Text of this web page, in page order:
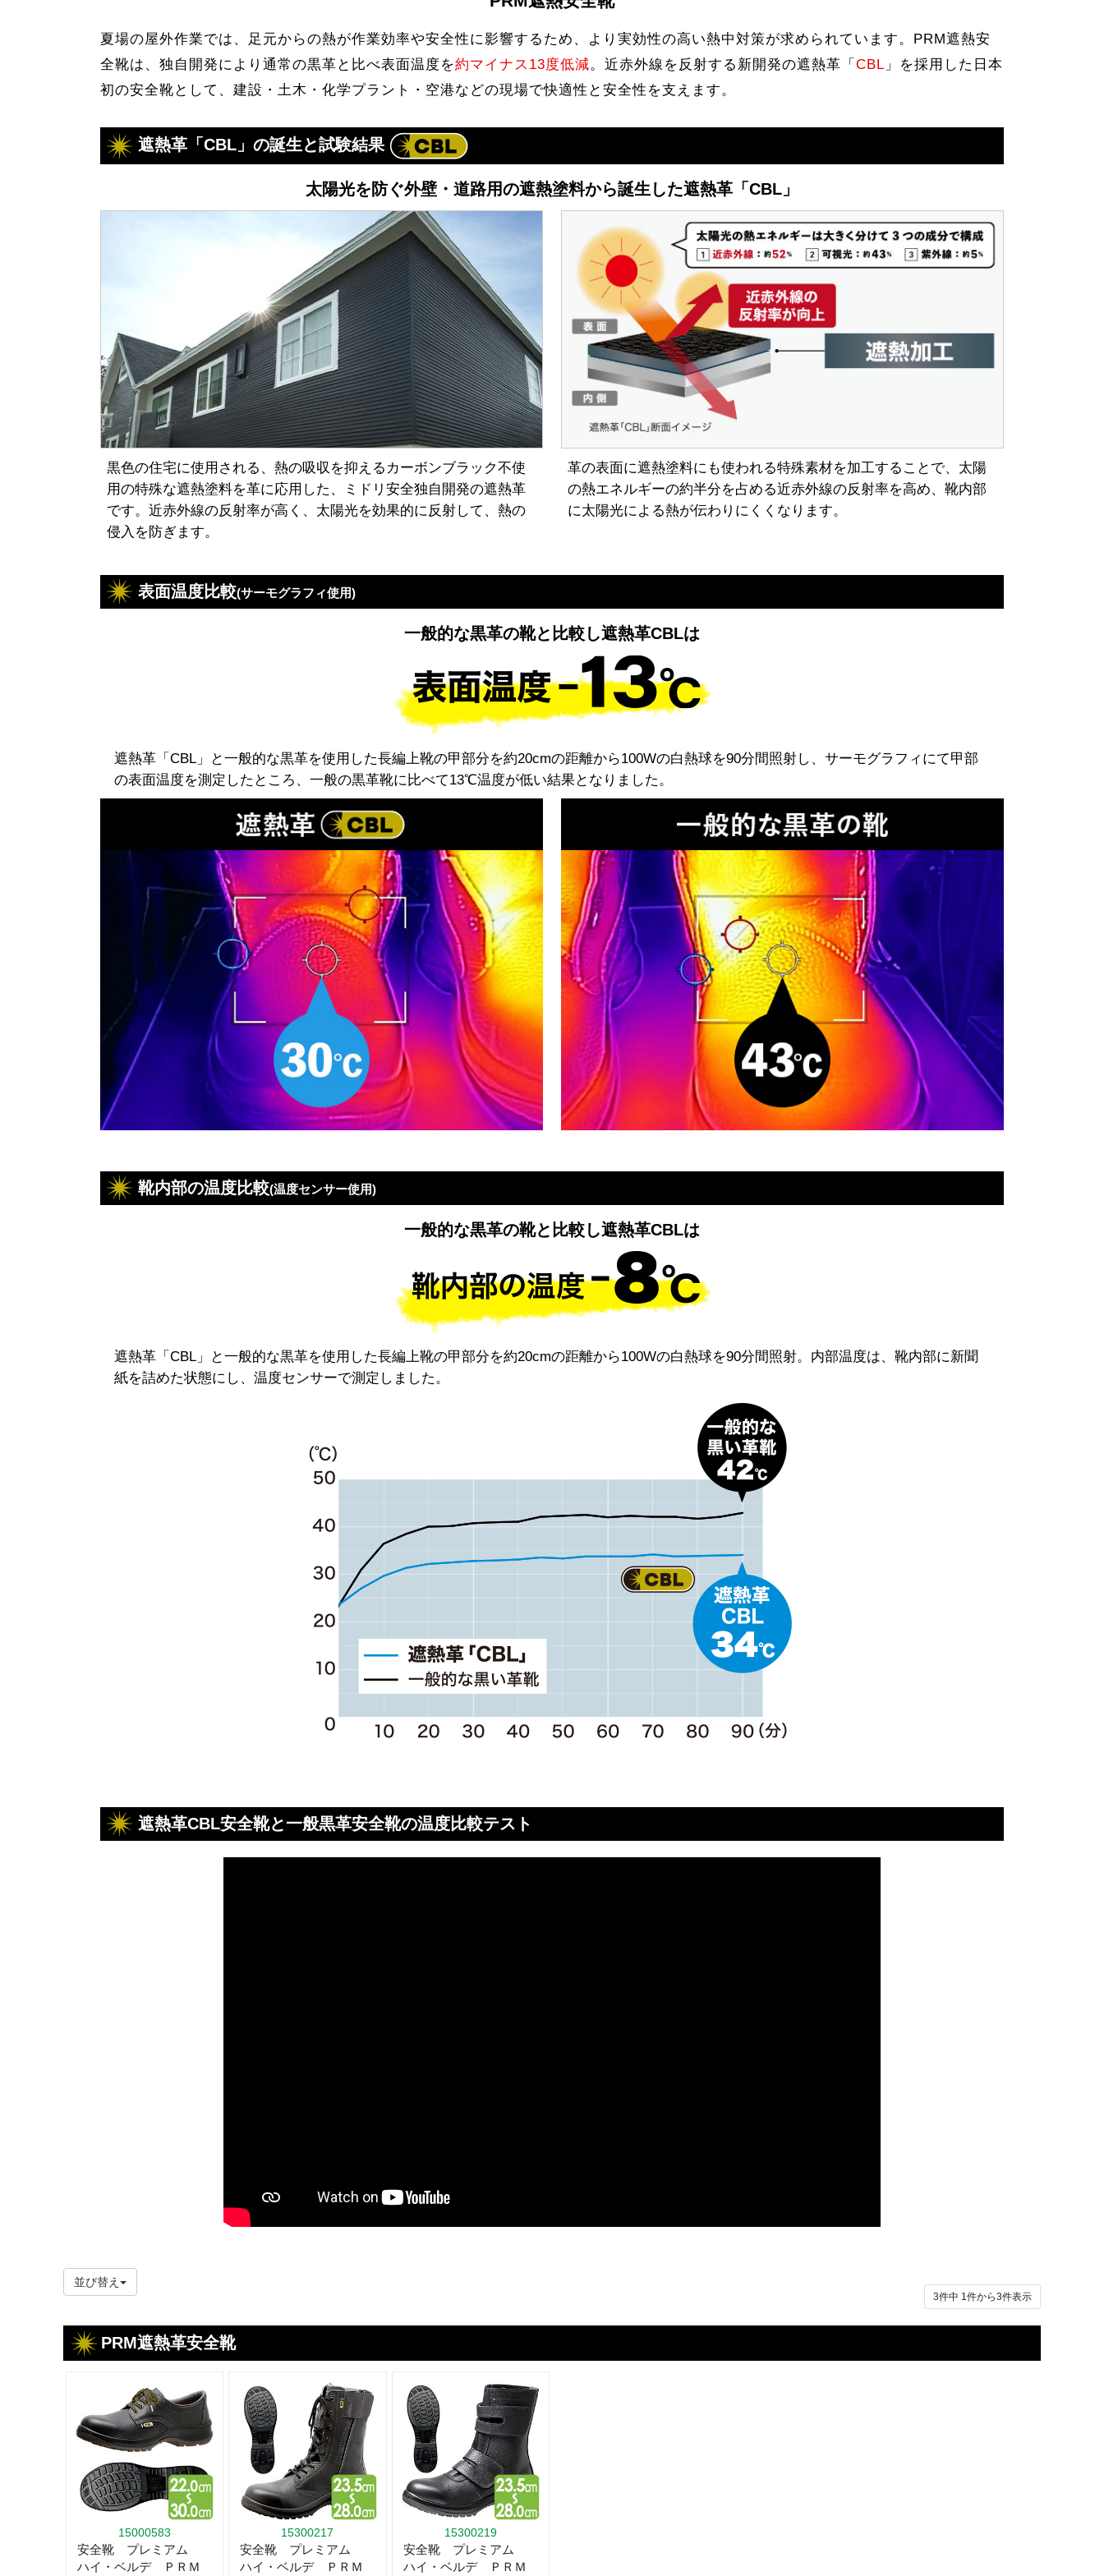
夏場の屋外作業では、足元からの熱が作業効率や安全性に影響するため、より実効性の高い熱中対策が求められています。PRM遮熱安
全靴は、独自開発により通常の黒革と比べ表面温度を約マイナス13度低減。近赤外線を反射する新開発の遮熱革「 CBL 」を採用した日本
初の安全靴として、建設・土木・化学プラント・空港などの現場で快適性と安全性を支えます。
遮熱革「CBL」の誕生と試験結果
太陽光を防ぐ外壁・道路用の遮熱塗料から誕生した遮熱革「CBL」
黒色の住宅に使用される、熱の吸収を抑えるカーボンブラック不使
用の特殊な遮熱塗料を革に応用した、ミドリ安全独自開発の遮熱革
です。近赤外線の反射率が高く、太陽光を効果的に反射して、熱の
侵入を防ぎます。
革の表面に遮熱塗料にも使われる特殊素材を加工することで、太陽
の熱エネルギーの約半分を占める近赤外線の反射率を高め、靴内部
に太陽光による熱が伝わりにくくなります。
表面温度比較(サーモグラフィ使用)
一般的な黒革の靴と比較し遮熱革CBLは
遮熱革「CBL」と一般的な黒革を使用した長編上靴の甲部分を約20cmの距離から100Wの白熱球を90分間照射し、サーモグラフィにて甲部
の表面温度を測定したところ、一般の黒革靴に比べて13℃温度が低い結果となりました。
靴内部の温度比較(温度センサー使用)
一般的な黒革の靴と比較し遮熱革CBLは
遮熱革「CBL」と一般的な黒革を使用した長編上靴の甲部分を約20cmの距離から100Wの白熱球を90分間照射。内部温度は、靴内部に新聞
紙を詰めた状態にし、温度センサーで測定しました。
遮熱革CBL安全靴と一般黒革安全靴の温度比較テスト
並び替え
3件中 1 件から3件表示
PRM遮熱革安全靴
15000583
安全靴 プレミアム
ハイ・ベルデ ＰＲＭ
15300217
安全靴 プレミアム
ハイ・ベルデ ＰＲＭ
15300219
安全靴 プレミアム
ハイ・ベルデ ＰＲＭ